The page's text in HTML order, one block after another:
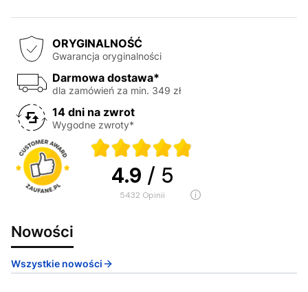
ORYGINALNOŚĆ
Gwarancja oryginalności
Darmowa dostawa*
dla zamówień za min. 349 zł
14 dni na zwrot
Wygodne zwroty*
4.9 / 5
5432 opinii
Nowości
Wszystkie nowości